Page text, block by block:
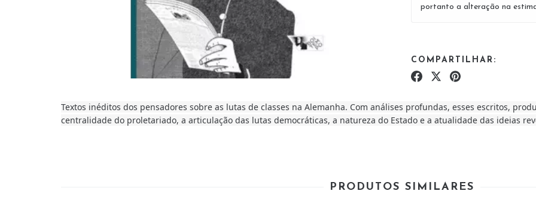
portanto a alteração na
COMPARTILHAR:
Textos inéditos dos pensadores sobre as lutas de classes na Alemanha. Com análises profundas, esses escritos,
centralidade do proletariado, a articulação das lutas democráticas, a natureza do Estado e a atualidade das ideias
PRODUTOS SIMILARES